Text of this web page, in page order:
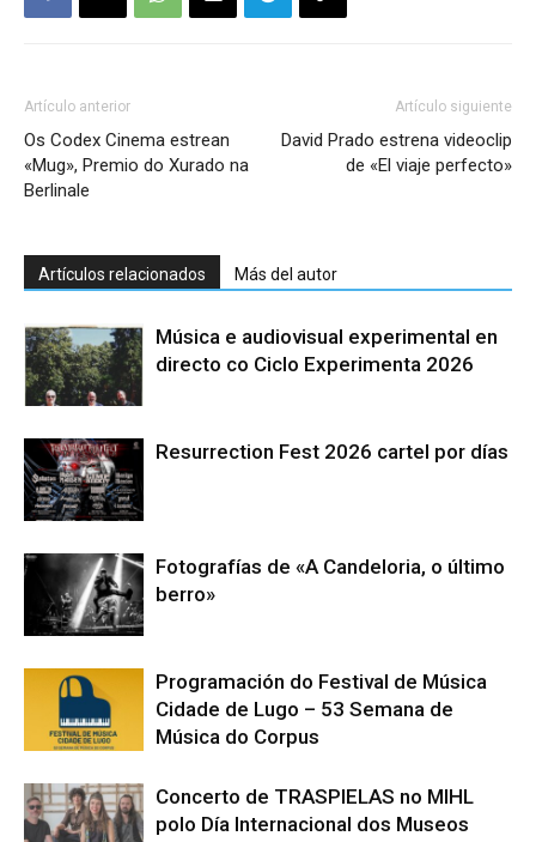
Artículo anterior
Os Codex Cinema estrean
«Mug», Premio do Xurado na
Berlinale
Artículo siguiente
David Prado estrena videoclip
de «El viaje perfecto»
Artículos relacionados Más del autor
Música e audiovisual experimental en
directo co Ciclo Experimenta 2026
Resurrection Fest 2026 cartel por días
Fotografías de «A Candeloria, o último
berro»
Programación do Festival de Música
Cidade de Lugo – 53 Semana de
Música do Corpus
Concerto de TRASPIELAS no MIHL
polo Día Internacional dos Museos